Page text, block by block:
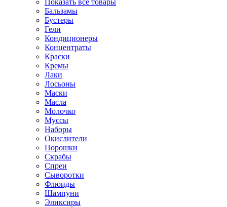
Показать все товары
Бальзамы
Бустеры
Гели
Кондиционеры
Концентраты
Краски
Кремы
Лаки
Лосьоны
Маски
Масла
Молочко
Муссы
Наборы
Окислители
Порошки
Скрабы
Спреи
Сыворотки
Флюиды
Шампуни
Эликсиры